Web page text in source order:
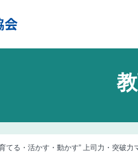
てる・活かす・動かす” 上司力・突破力